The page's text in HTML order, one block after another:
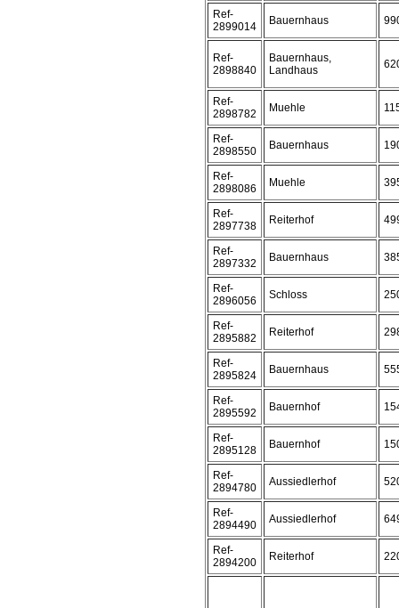
Ref-
2899014
Bauernhaus
Ref-
2898840
Bauernhaus,
Landhaus
Ref-
2898782
Muehle
Ref-
2898550
Bauernhaus
Ref-
2898086
Muehle
Ref-
2897738
Reiterhof
Ref-
2897332
Bauernhaus
Ref-
2896056
Schloss
Ref-
2895882
Reiterhof
Ref-
2895824
Bauernhaus
Ref-
2895592
Bauernhof
Ref-
2895128
Bauernhof
Ref-
2894780
Aussiedlerhof
Ref-
2894490
Aussiedlerhof
Ref-
2894200
Reiterhof